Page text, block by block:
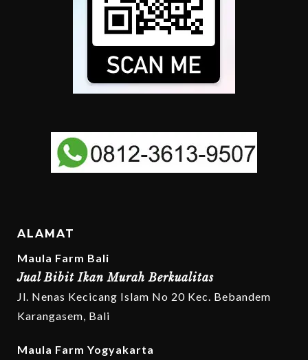
ALAMAT
Maula Farm Bali
Jual Bibit Ikan Murah Berkualitas
Jl. Nenas Kecicang Islam No 20 Kec. Bebandem
Karangasem, Bali
Maula Farm Yogyakarta